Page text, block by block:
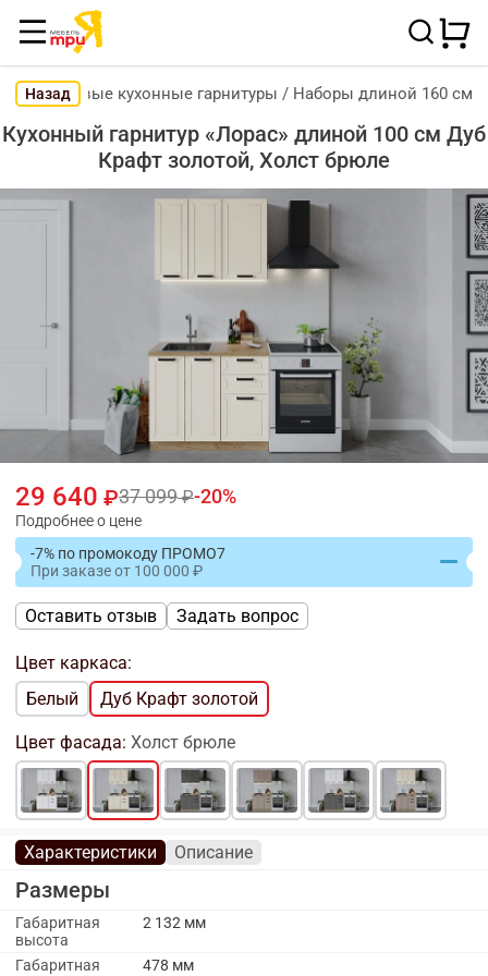
НазадГотовые кухонные гарнитуры / Наборы длиной 160 см
Кухонный гарнитур «Лорас» длиной 100 см Дуб
Крафт золотой, Холст брюле
29 640 37 099 20
Подробнее о цене
-7% по промокоду ПРОМО7
При заказеот 100 000
Оставить отзыв Задать вопрос
Цвет каркаса:
Белый
Дуб Крафт золотой
Цвет фасада: Холст брюле
Характеристики Описание
Размеры
Габаритная
высота
2 132 мм
Габаритная
478 мм